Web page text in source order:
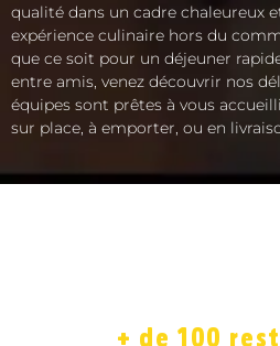
qualité dans un cadre chaleureux
expérience culinaire hors du
que ce soit pour un déjeuner
entre amis, venez découvrir nos
équipes sont prêtes à vous
sur place, à emporter, ou en
+ de 100